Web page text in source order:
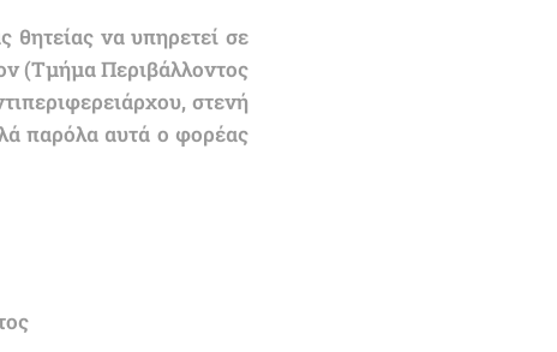
θητείας να υπηρετεί σε
(Τμήμα Περιβάλλοντος
στενή
παρόλα αυτά ο φορέας